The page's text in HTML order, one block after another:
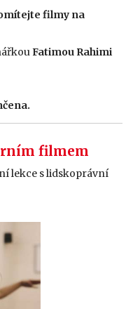
filmy na
Fatimou Rahimi
filmem
lekce s lidskoprávní